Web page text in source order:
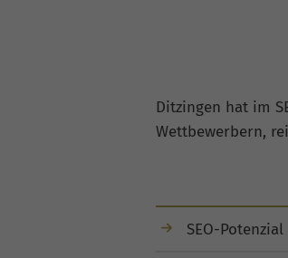
Ditzingen hat im
Wettbewerbern,
SEO-Potenzial